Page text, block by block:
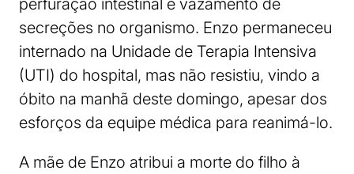
perfuração intestinal e vazamento de
secreções no organismo. Enzo permaneceu
internado na Unidade de Terapia Intensiva
(UTI) do hospital, mas não resistiu, vindo a
óbito na manhã deste domingo, apesar dos
esforços da equipe médica para reanimá-lo.
A mãe de Enzo atribui a morte do filho à